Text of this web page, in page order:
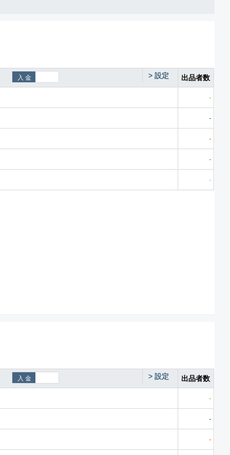
> 設定 出品者数
-
-
-
-
-
> 設定 出品者数
-
-
-